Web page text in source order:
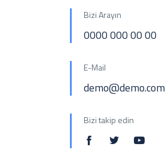
Bizi Arayın
0000 000 00 00
E-Mail
demo@demo.com
Bizi takip edin